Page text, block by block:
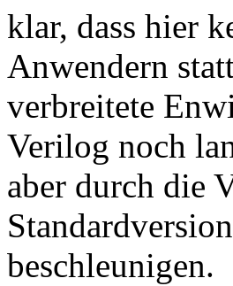
klar, dass hier
Anwendern
verbreitete
Verilog noch
aber durch die
beschleunigen.